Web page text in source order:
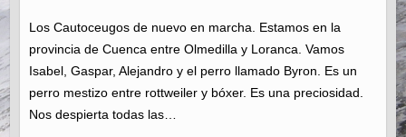
Los Cautoceugos de nuevo en marcha. Estamos en la
provincia de Cuenca entre Olmedilla y Loranca. Vamos
Isabel, Gaspar, Alejandro y el perro llamado Byron. Es un
perro mestizo entre rottweiler y bóxer. Es una preciosidad.
Nos despierta todas las…